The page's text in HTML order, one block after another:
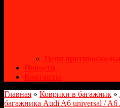
Цепи
Новости
Контакты
Главная » Коврики в багажник »
багажника Audi A6 universal / A6